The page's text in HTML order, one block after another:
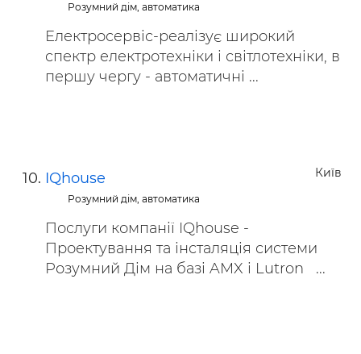
Розумний дім, автоматика
Електросервіс-реалізує широкий
спектр електротехніки і світлотехніки, в
першу чергу - автоматичні ...
Київ
IQhouse
Розумний дім, автоматика
Послуги компанії IQhouse -
Проектування та інсталяція системи
Розумний Дім на базі AMX і Lutron ...